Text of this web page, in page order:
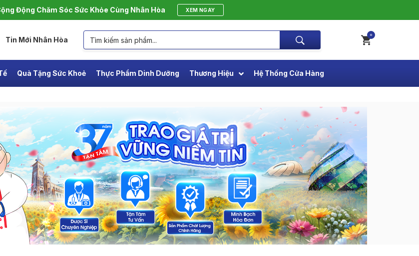
Động Chăm Sóc Sức Khỏe Cùng Nhân Hòa XEM NGAY
Tin Mới Nhân Hòa
0
Quà Tặng Sức Khoẻ Thực Phẩm Dinh Dưỡng Thương Hiệu Hệ Thống Cửa Hàng